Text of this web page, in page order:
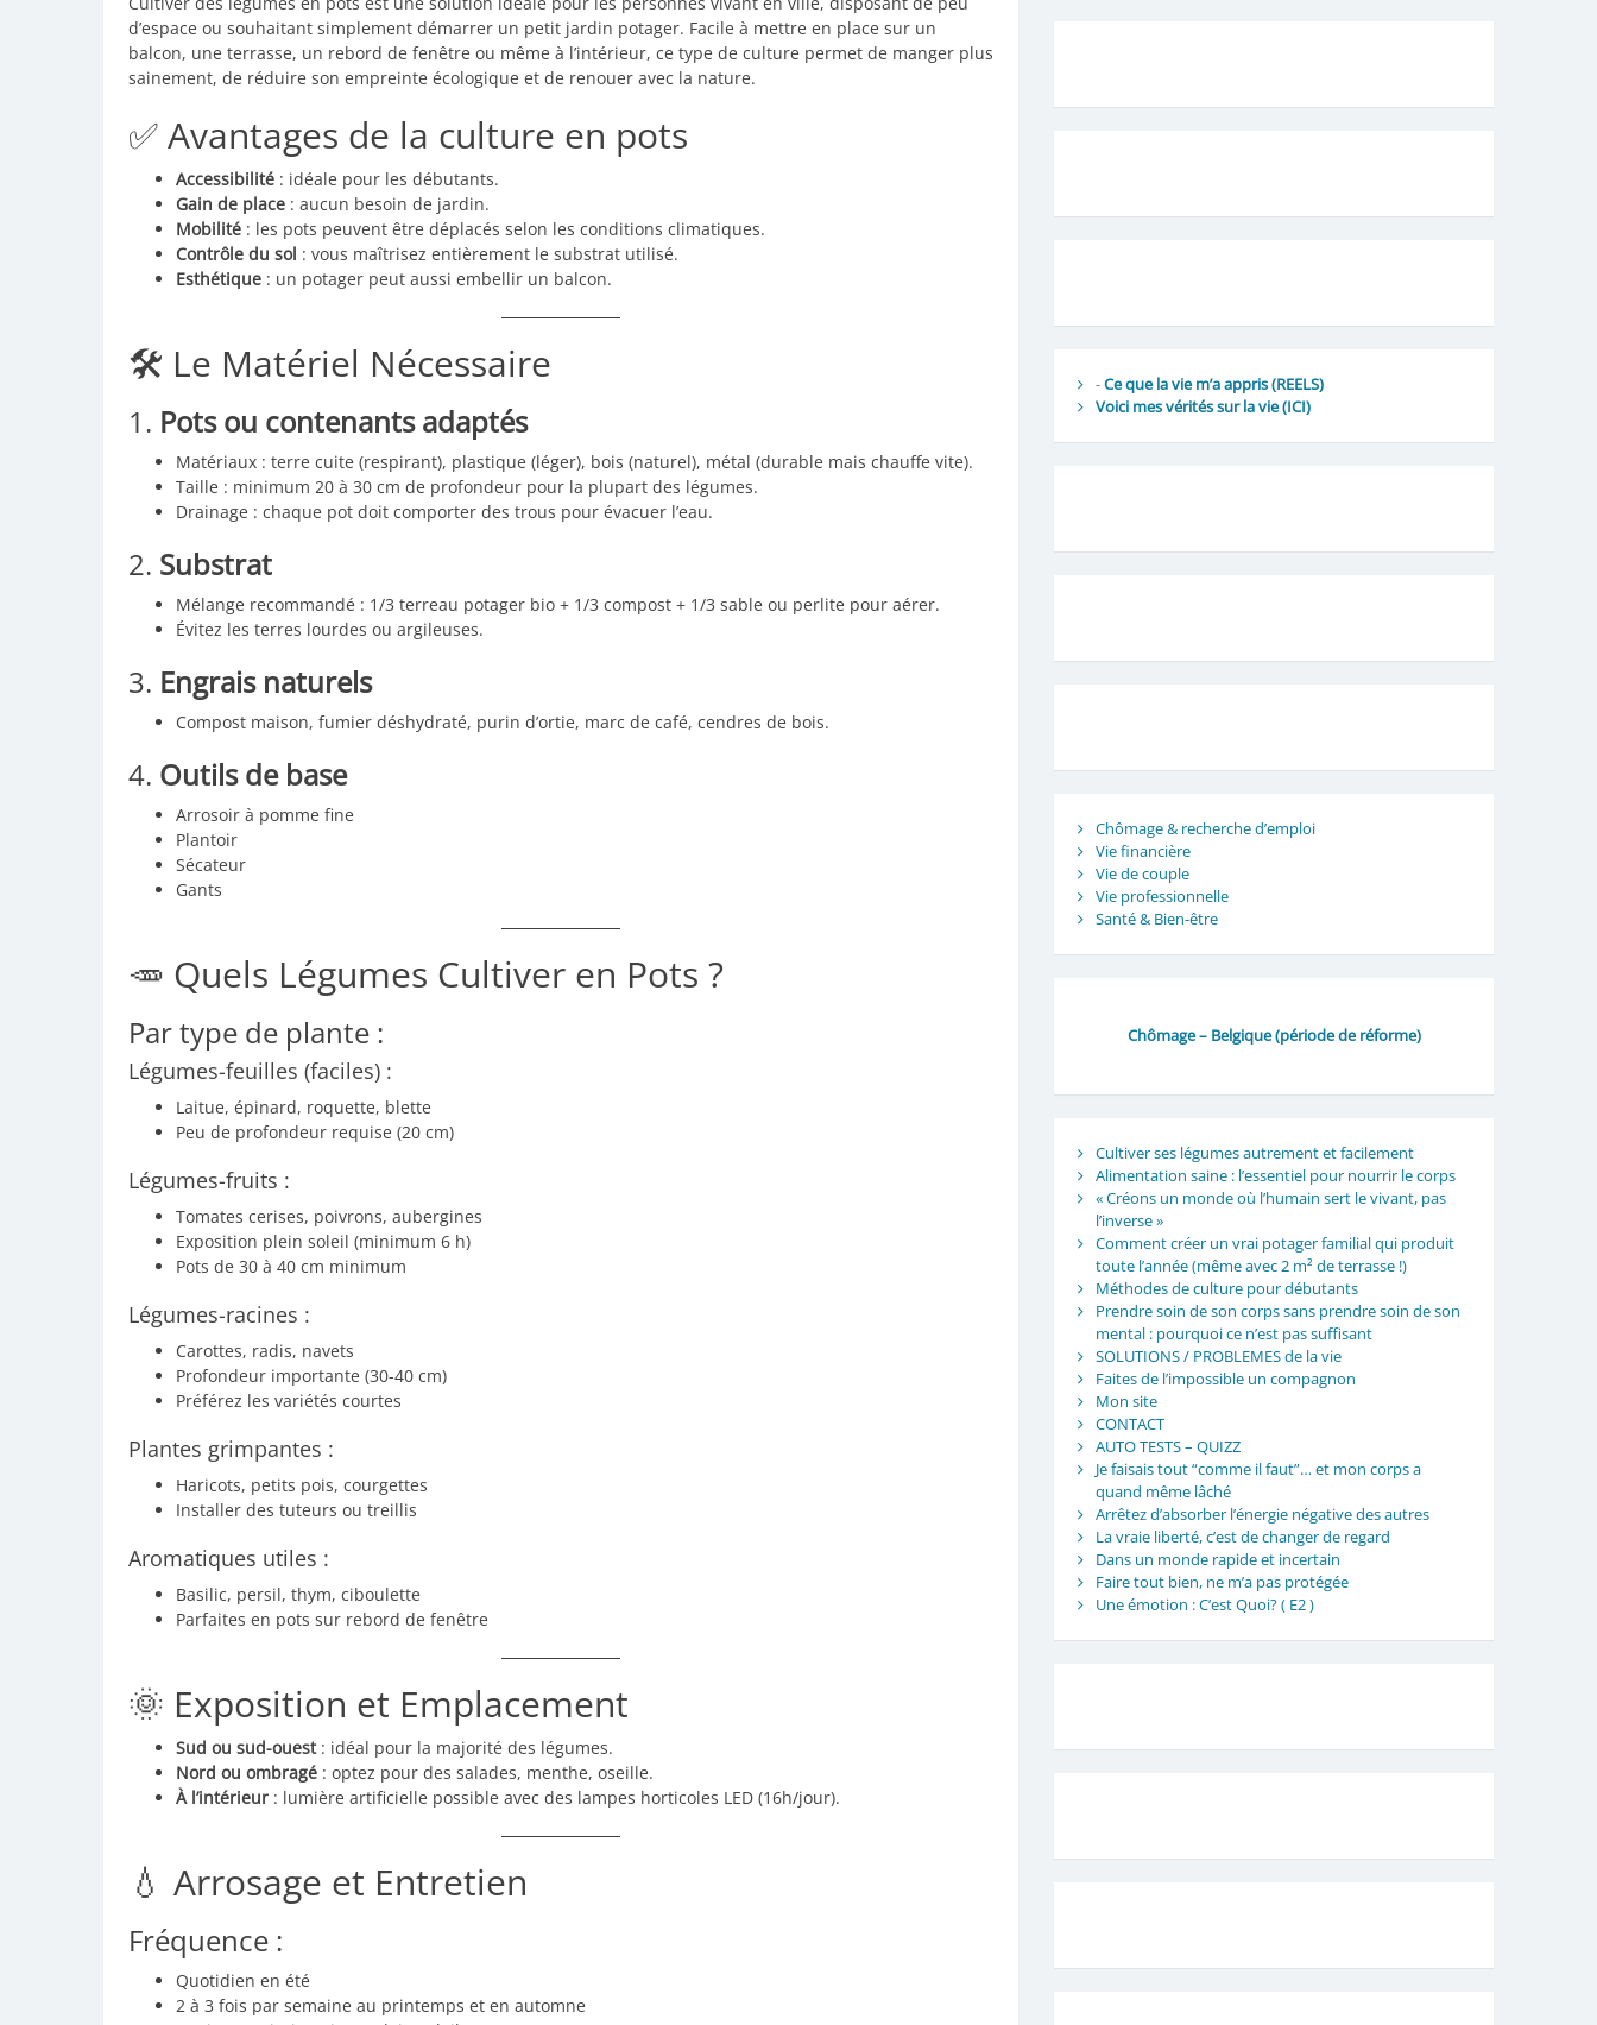
d’espace ou souhaitant simplement démarrer un petit jardin potager. Facile à mettre en place sur un
balcon, une terrasse, un rebord de fenêtre ou même à l’intérieur, ce type de culture permet de manger plus
sainement, de réduire son empreinte écologique et de renouer avec la nature.
✅ Avantages de la culture en pots
Accessibilité : idéale pour les débutants.
Gain de place : aucun besoin de jardin.
Mobilité : les pots peuvent être déplacés selon les conditions climatiques.
Contrôle du sol : vous maîtrisez entièrement le substrat utilisé.
Esthétique : un potager peut aussi embellir un balcon.
🛠️ Le Matériel Nécessaire
1. Pots ou contenants adaptés
Matériaux : terre cuite (respirant), plastique (léger), bois (naturel), métal (durable mais chauffe vite).
Taille : minimum 20 à 30 cm de profondeur pour la plupart des légumes.
Drainage : chaque pot doit comporter des trous pour évacuer l’eau.
2. Substrat
Mélange recommandé : 1/3 terreau potager bio + 1/3 compost + 1/3 sable ou perlite pour aérer.
Évitez les terres lourdes ou argileuses.
3. Engrais naturels
Compost maison, fumier déshydraté, purin d’ortie, marc de café, cendres de bois.
4. Outils de base
Arrosoir à pomme fine
Plantoir
Sécateur
Gants
🥕 Quels Légumes Cultiver en Pots ?
Par type de plante :
Légumes-feuilles (faciles) :
Laitue, épinard, roquette, blette
Peu de profondeur requise (20 cm)
Légumes-fruits :
Tomates cerises, poivrons, aubergines
Exposition plein soleil (minimum 6 h)
Pots de 30 à 40 cm minimum
Légumes-racines :
Carottes, radis, navets
Profondeur importante (30-40 cm)
Préférez les variétés courtes
Plantes grimpantes :
Haricots, petits pois, courgettes
Installer des tuteurs ou treillis
Aromatiques utiles :
Basilic, persil, thym, ciboulette
Parfaites en pots sur rebord de fenêtre
🌞 Exposition et Emplacement
Sud ou sud-ouest: idéal pour la majorité des légumes.
Nord ou ombragé : optez pour des salades, menthe, oseille.
À l’intérieur : lumière artificielle possible avec des lampes horticoles LED (16h/jour).
💧 Arrosage et Entretien
Fréquence :
Quotidien en été
2 à 3 fois par semaine au printemps et en automne
-Ce que la vie m’a appris (REELS)
Voici mes vérités sur la vie(ICI)
Chômage & recherche d’emploi
Vie financière
Vie de couple
Vie professionnelle
Santé & Bien-être
Chômage – Belgique (période de réforme)
Cultiver ses légumes autrement et facilement
Alimentation saine : l’essentiel pour nourrir le corps
« Créons un monde où l’humain sert le vivant, pas
l’inverse »
Comment créer un vrai potager familial qui produit
toute l’année (même avec 2 m² de terrasse !)
Méthodes de culture pour débutants
Prendre soin de son corps sans prendre soin de son
mental : pourquoi ce n’est pas suffisant
SOLUTIONS / PROBLEMES de la vie
Faites de l’impossible un compagnon
Mon site
CONTACT
AUTO TESTS – QUIZZ
Je faisais tout “comme il faut”… et mon corps a
quand même lâché
Arrêtez d’absorber l’énergie négative des autres
La vraie liberté, c’est de changer de regard
Dans un monde rapide et incertain
Faire tout bien, ne m’a pas protégée
Une émotion : C’est Quoi? ( E2 )